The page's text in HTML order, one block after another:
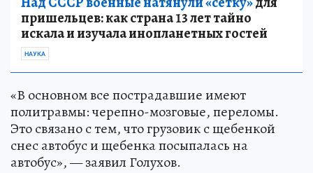
пришельцев: как страна 13 лет тайно
искала и изучала инопланетных гостей
НАУКА
«В основном все пострадавшие имеют
политравмы: черепно-мозговые, переломы.
Это связано с тем, что грузовик с щебенкой
снес автобус и щебенка посыпалась на
автобус», — заявил Голухов.